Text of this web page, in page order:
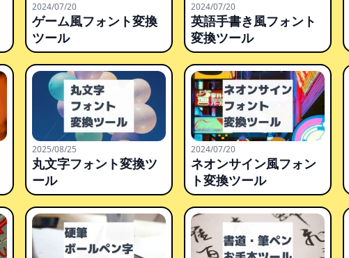
2024/07/20
ゲーム風フォント変換
ツール
2024/07/20
英語手書き風フォント
変換ツール
2025/08/25
丸文字フォント変換ツ
ール
2024/07/20
ネオンサイン風フォン
ト変換ツール